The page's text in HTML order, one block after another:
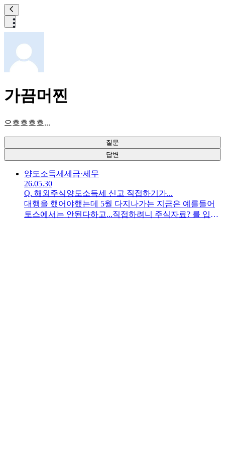
가끔머찐
으흐흐흐흐...
질문
답변
양도소득세 세금·세무
26.05.30
Q. 해외주식양도소득세 신고 직접하기가...
대행을 했어야했는데 5월 다지나가는 지금은 예를들어
토스에서는 안된다하고...직접하려니 주식자료? 를 입력